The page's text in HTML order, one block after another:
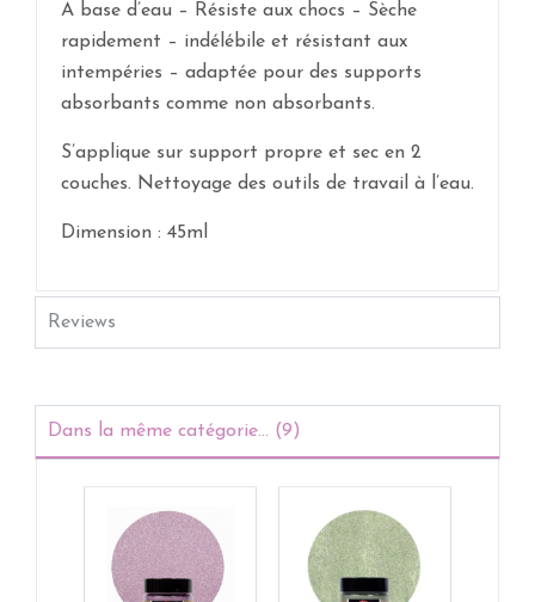
A base d’eau – Résiste aux chocs – Sèche
rapidement – indélébile et résistant aux
intempéries – adaptée pour des supports
absorbants comme non absorbants.
S’applique sur support propre et sec en 2
couches. Nettoyage des outils de travail à l’eau.
Dimension : 45ml
Reviews
Dans la même catégorie... (9)